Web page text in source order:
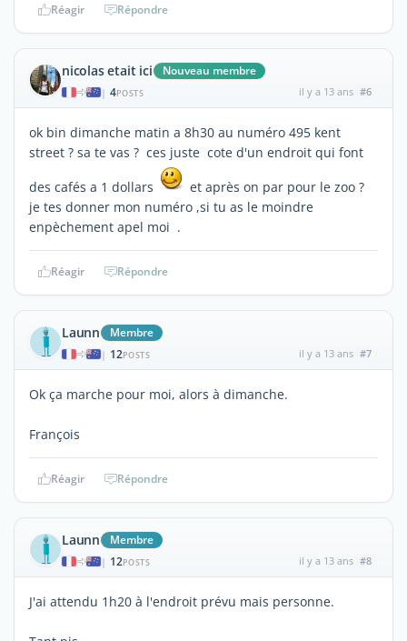
Réagir Répondre
nicolas etait ici Nouveau membre
| 4POSTS il y a 13 ans #6
ok bin dimanche matin a 8h30 au numéro 495 kent
street ? sa te vas ? ces juste cote d'un endroit qui font
des cafés a 1 dollars
et après on par pour le zoo ?
je tes donner mon numéro ,si tu as le moindre
enpèchement apel moi .
Réagir Répondre
Launn Membre
| 12POSTS il y a 13 ans #7
Ok ça marche pour moi, alors à dimanche.
François
Réagir Répondre
Launn Membre
| 12POSTS il y a 13 ans #8
J'ai attendu 1h20 à l'endroit prévu mais personne.